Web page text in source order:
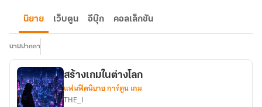
นิยาย เว็บตูน อีบุ๊ก คอลเล็กชัน
นามปากกา
สร้างเกมในต่างโลก
แฟนฟิคนิยาย การ์ตูน เกม
THE_I